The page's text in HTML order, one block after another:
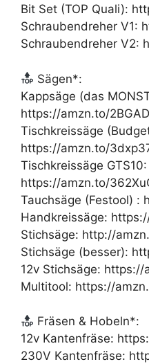
Bit Set (TOP Quali):
Schraubendreher V1:
Schraubendreher V2:
Sägen*:
Kappsäge (das
https://amzn.to/
Tischkreissäge
https://amzn.to/
Tischkreissäge GTS10:
https://amzn.to/
Tauchsäge (Festool) :
Handkreissäge:
Stichsäge: http://
Stichsäge (besser):
12v Stichsäge: https://
Multitool: https://
Fräsen & Hobeln*:
12v Kantenfräse:
230V Kantenfräse: